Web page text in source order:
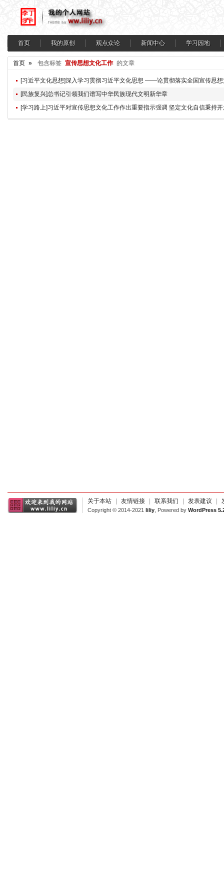
首页 我的原创 观点众论 新闻中心 学习园地
首页 » 包含标签 宣传思想文化工作 的文章
[民族复兴]总书记引领我们谱写中华民族现代文明新华章
关于本站 友情链接 联系我们 发表建议
Copyright © 2014-2021 liliy , Powered by WordPress